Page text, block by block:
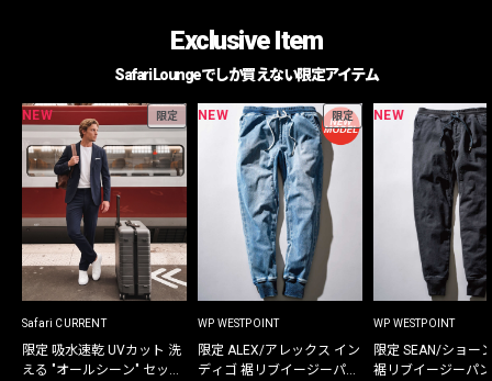
Exclusive Item
Safari Loungeでしか買えない限定アイテム
NEW 限定
Safari CURRENT
限定 吸水速乾 UVカット 洗
える "オールシーン" セット
NEW 限定
WP WESTPOINT
限定 ALEX/アレックス イン
ディゴ 裾リブイージーパン
NEW
WP WESTPOINT
限定 SEAN/ショー
裾リブイージーパ